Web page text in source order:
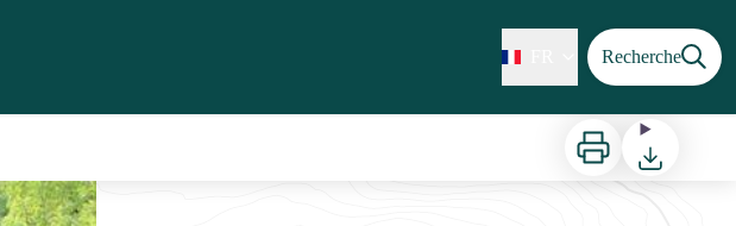
Recherche
Imprimer Télécharger